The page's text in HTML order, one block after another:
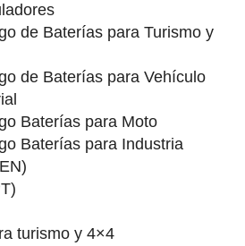
de Baterías para Turismo y
de Baterías para Vehículo
Baterías para Moto
Baterías para Industria
turismo y 4×4